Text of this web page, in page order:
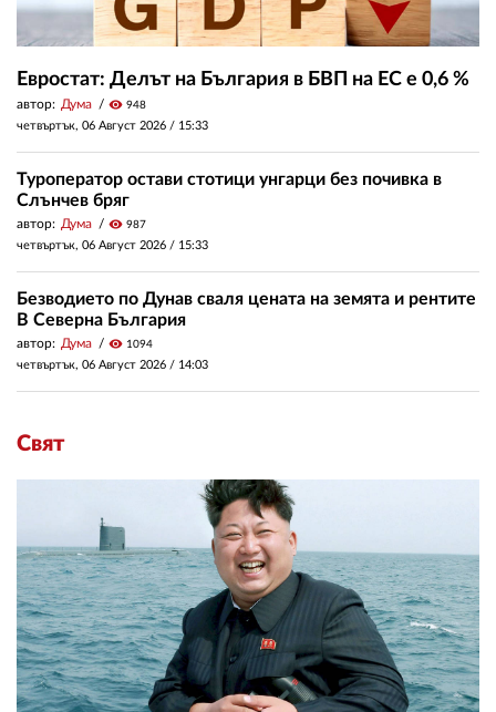
Евростат: Делът на България в БВП на ЕС е 0,6 %
автор: Дума visibility 948
четвъртък, 06 Август 2026 / 15:33
Туроператор остави стотици унгарци без почивка в
Слънчев бряг
автор: Дума visibility 987
четвъртък, 06 Август 2026 / 15:33
Безводието по Дунав сваля цената на земята и рентите
В Северна България
автор: Дума visibility 1094
четвъртък, 06 Август 2026 / 14:03
Свят